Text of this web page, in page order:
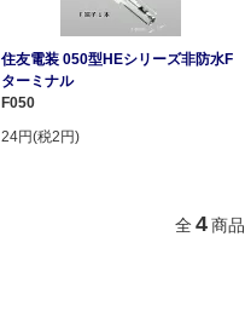
住友電装 050型HEシリーズ非防水F
ターミナル
F050
24円(税2円)
全4商品